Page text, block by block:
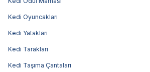
Kedi Oyuncakları
Kedi Yatakları
Kedi Tarakları
Kedi Taşıma Çantaları